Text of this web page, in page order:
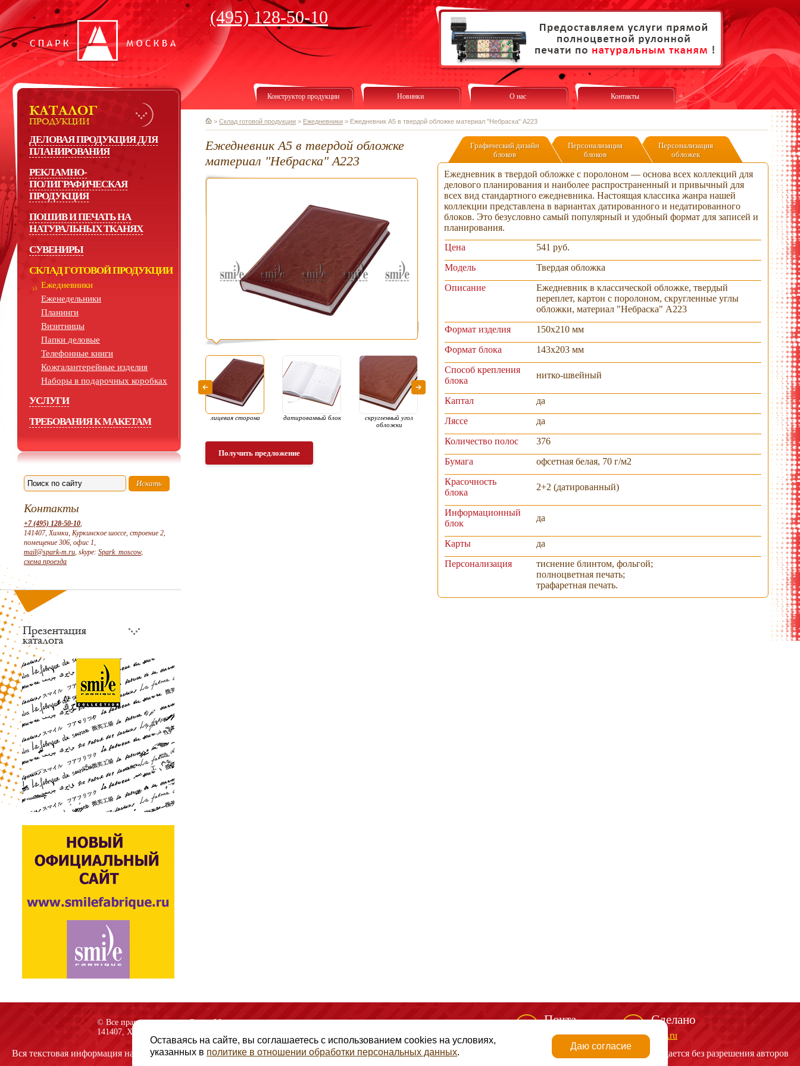
(495) 128-50-10
ДЕЛОВАЯ ПРОДУКЦИЯ ДЛЯ
ПЛАНИРОВАНИЯ
РЕКЛАМНО-
ПОЛИГРАФИЧЕСКАЯ
ПРОДУКЦИЯ
ПОШИВ И ПЕЧАТЬ НА
НАТУРАЛЬНЫХ ТКАНЯХ
СУВЕНИРЫ
СКЛАД ГОТОВОЙ ПРОДУКЦИИ
Ежедневники
Еженедельники
Планинги
Визитницы
Папки деловые
Телефонные книги
Кожгалантерейные изделия
Наборы в подарочных коробках
УСЛУГИ
ТРЕБОВАНИЯ К МАКЕТАМ
Контакты
+7 (495) 128-50-10,
141407, Химки, Куркинское шоссе, строение 2,
помещение 306, офис 1,
mail@spark-m.ru, skype: Spark_moscow,
схема проезда
Конструктор продукции Новинки О нас Контакты
> Склад готовой продукции > Ежедневники > Ежедневник А5 в твердой обложке материал "Небраска" А223
Ежедневник А5 в твердой обложке
материал "Небраска" А223
лицевая сторона датированный блок
скругленный угол
обложки
Получить предложение
Графический дизайн
блоков
Персонализация
блоков
Персонализация
обложек
Ежедневник в твердой обложке с поролоном — основа всех коллекций для
делового планирования и наиболее распространенный и привычный для
всех вид стандартного ежедневника. Настоящая классика жанра нашей
коллекции представлена в вариантах датированного и недатированного
блоков. Это безусловно самый популярный и удобный формат для записей и
планирования.
Цена
541 руб.
Модель
Твердая обложка
Описание
Ежедневник в классической обложке, твердый
переплет, картон с поролоном, скругленные углы
обложки, материал "Небраска" А223
Формат изделия
150х210 мм
Формат блока
143х203 мм
Способ крепления
блока
нитко-швейный
Каптал
да
Ляссе
да
Количество полос
376
Бумага
офсетная белая, 70 г/м2
Красочность
блока
2+2 (датированный)
Информационный
блок
да
Карты
да
Персонализация
тиснение блинтом, фольгой;
полноцветная печать;
трафаретная печать.
© Все права защищены «Спарк-M»
141407, Химки, Куркинское шоссе, строение 2, помещение 306, офис 1
Почта
mail@spark-m.ru
Сделано
biga.ru
Вся текстовая информация на сайте защищена авторскими правами ГК РФ Статья 1257, копирование и использование материалов сайта http://spark-m.ru
запрещается без разрешения авторов
Оставаясь на сайте, вы соглашаетесь с использованием cookies на условиях,
указанных в политике в отношении обработки персональных данных.
Даю согласие